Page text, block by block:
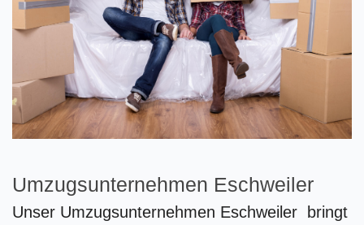
Umzugsunternehmen Eschweiler
Unser Umzugsunternehmen Eschweiler bringt